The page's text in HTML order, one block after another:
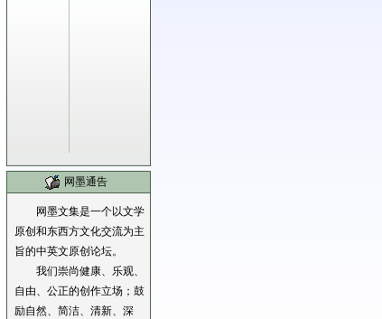
网墨通告
网墨文集是一个以文学
原创和东西方文化交流为主
旨的中英文原创论坛。
我们崇尚健康、乐观、
自由、公正的创作立场；鼓
励自然、简洁、清新、深